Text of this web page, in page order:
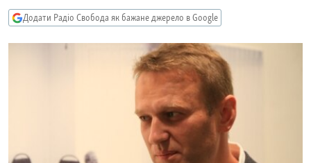
пошуку
ТИ ЯК?
СПЕЦПРОЄКТИ
Додати Радіо Свобода як бажане джерело в Google